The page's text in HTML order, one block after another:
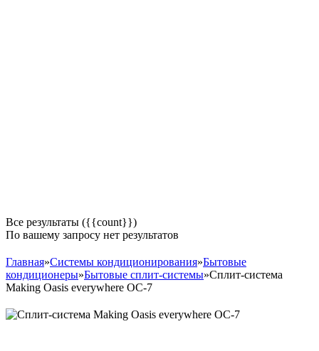
Все результаты ({{count}})
По вашему запросу нет результатов
Главная»Системы кондиционирования»Бытовые
кондиционеры»Бытовые сплит-системы»Сплит-система
Making Оasis everywhere OC-7